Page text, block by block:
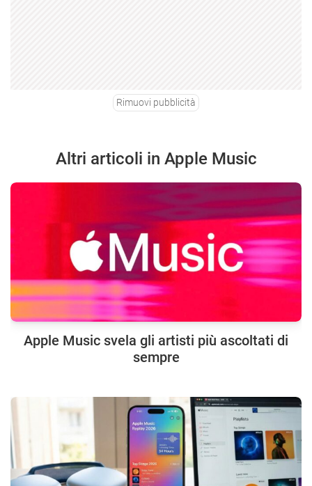
Rimuovi pubblicità
Altri articoli in Apple Music
Apple Music svela gli artisti più ascoltati di
sempre